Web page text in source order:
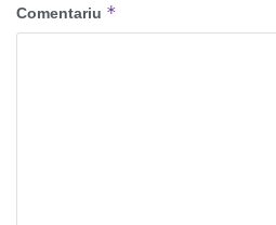
Comentariu *